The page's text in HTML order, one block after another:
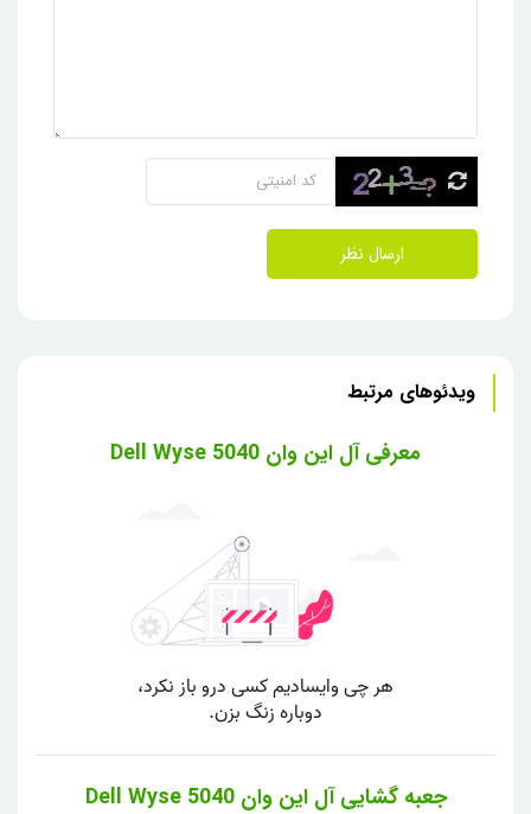
ارسال نظر
ویدئوهای مرتبط
معرفی آل این وان Dell Wyse 5040
جعبه گشایی آل این وان Dell Wyse 5040